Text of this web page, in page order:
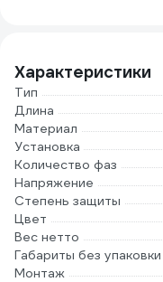
Характеристики
Тип
Длина
Материал
Установка
Количество фаз
Напряжение
Степень защиты
Цвет
Вес нетто
Габариты без упаковки
Монтаж